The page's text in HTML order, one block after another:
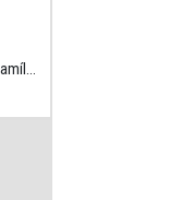
Marta López López, Col·legi Sagrada Família Gavà, Tutor: Daniel Parcerisas